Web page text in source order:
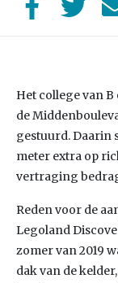
Het college van B
de
gestuurd. Daarin
meter extra op
vertraging
Reden voor de
Legoland
zomer van 2019
dak van de